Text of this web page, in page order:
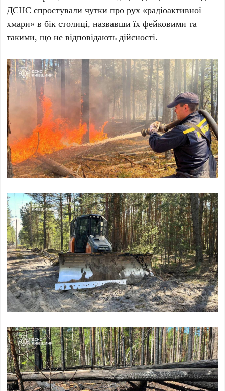
ДСНС спростували чутки про рух «радіоактивної
хмари» в бік столиці, назвавши їх фейковими та
такими, що не відповідають дійсності.